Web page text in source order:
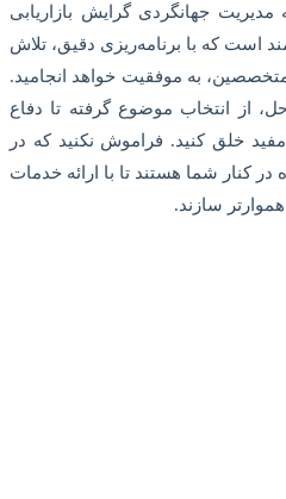
مدیریت جهانگردی گرایش بازاریابی
است که با برنامه‌ریزی دقیق، تلاش
به موفقیت خواهد انجامید.
از انتخاب موضوع گرفته تا دفاع
مفید خلق کنید. فراموش نکنید که در
در کنار شما هستند تا با ارائه خدمات
سازند.